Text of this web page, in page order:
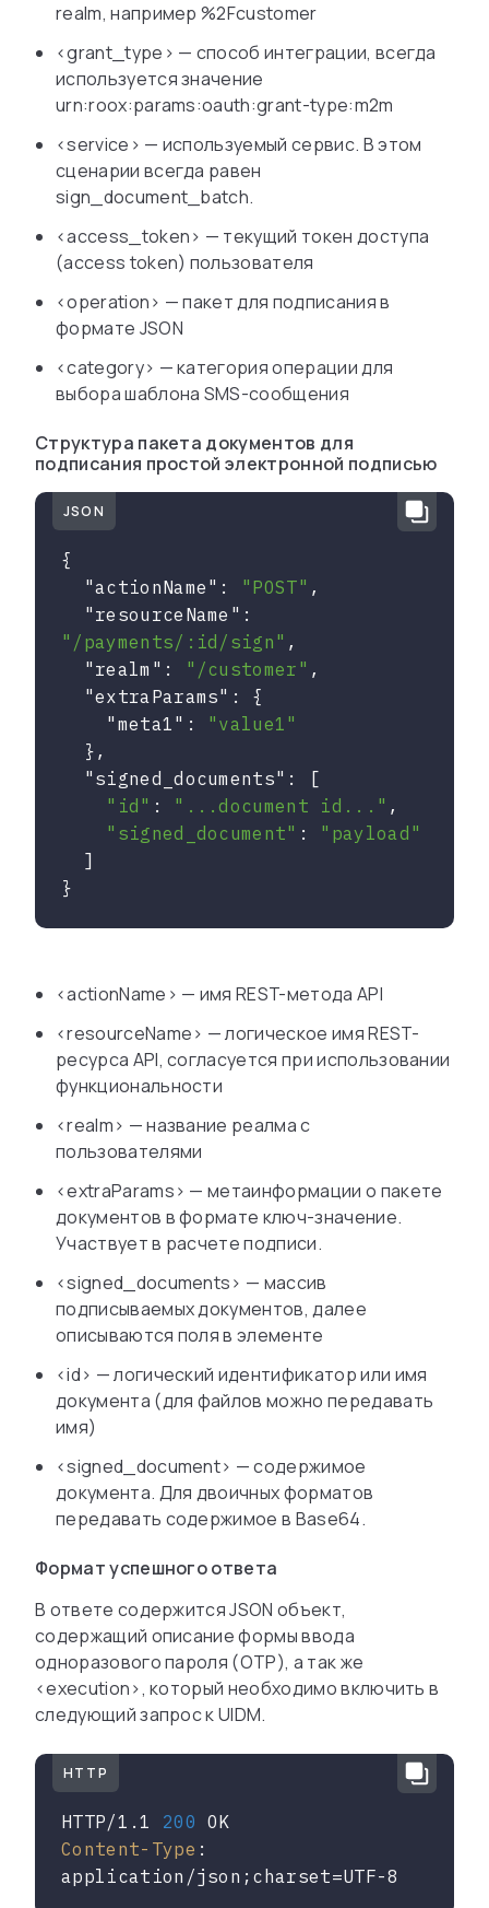
realm, например %2Fcustomer
<grant_type> — способ интеграции, всегда
используется значение
urn:roox:params:oauth:grant-type:m2m
<service> — используемый сервис. В этом
сценарии всегда равен
sign_document_batch.
<access_token> — текущий токен доступа
(access token) пользователя
<operation> — пакет для подписания в
формате JSON
<category> — категория операции для
выбора шаблона SMS-сообщения
Структура пакета документов для
подписания простой электронной подписью
{
"actionName" : "POST" ,
"resourceName"
"/payments/:id/sign" ,
"realm" : "/customer" ,
"extraParams" : {
"meta1" : "value1"
"signed_documents" : [
"id" : "...document id..." ,
"signed_document" : "payload"
}
JSON
<actionName> — имя REST-метода API
<resourceName> — логическое имя REST-
ресурса API, согласуется при использовании
функциональности
<realm> — название реалма с
пользователями
<extraParams> — метаинформации о пакете
документов в формате ключ-значение.
Участвует в расчете подписи.
<signed_documents> — массив
подписываемых документов, далее
описываются поля в элементе
<id> — логический идентификатор или имя
документа (для файлов можно передавать
имя)
<signed_document> — содержимое
документа. Для двоичных форматов
передавать содержимое в Base64.
Формат успешного ответа
В ответе содержится JSON объект,
содержащий описание формы ввода
одноразового пароля (OTP), а так же
<execution>, который необходимо включить в
следующий запрос к UIDM.
HTTP/1.1 200
Content-Type :
application/json;charset=UTF-8
HTTP